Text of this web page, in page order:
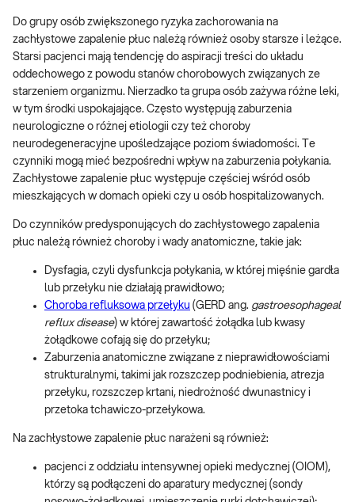
Do grupy osób zwiększonego ryzyka zachorowania na
zachłystowe zapalenie płuc należą również osoby starsze i leżące.
Starsi pacjenci mają tendencję do aspiracji treści do układu
oddechowego z powodu stanów chorobowych związanych ze
starzeniem organizmu. Nierzadko ta grupa osób zażywa różne leki,
w tym środki uspokajające. Często występują zaburzenia
neurologiczne o różnej etiologii czy też choroby
neurodegeneracyjne upośledzające poziom świadomości. Te
czynniki mogą mieć bezpośredni wpływ na zaburzenia połykania.
Zachłystowe zapalenie płuc występuje częściej wśród osób
mieszkających w domach opieki czy u osób hospitalizowanych.
Do czynników predysponujących do zachłystowego zapalenia
płuc należą również choroby i wady anatomiczne, takie jak:
Dysfagia, czyli dysfunkcja połykania, w której mięśnie gardła
lub przełyku nie działają prawidłowo;
Choroba refluksowa przełyku (GERD ang. gastroesophageal
reflux disease) w której zawartość żołądka lub kwasy
żołądkowe cofają się do przełyku;
Zaburzenia anatomiczne związane z nieprawidłowościami
strukturalnymi, takimi jak rozszczep podniebienia, atrezja
przełyku, rozszczep krtani, niedrożność dwunastnicy i
przetoka tchawiczo-przełykowa.
Na zachłystowe zapalenie płuc narażeni są również:
pacjenci z oddziału intensywnej opieki medycznej (OIOM),
którzy są podłączeni do aparatury medycznej (sondy